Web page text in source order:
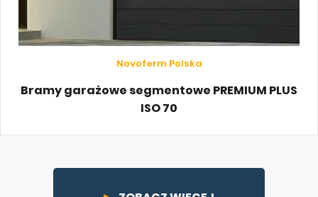
Novoferm Polska
Bramy garażowe segmentowe PREMIUM PLUS
ISO 70